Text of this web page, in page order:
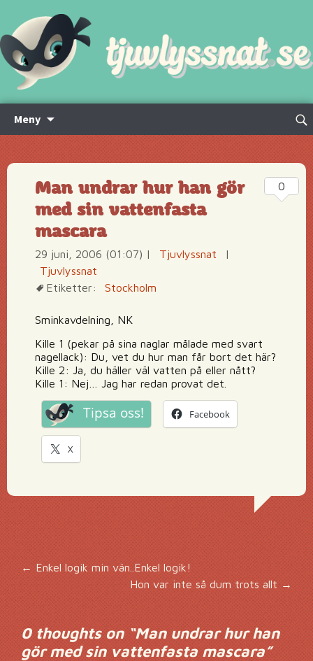
Meny
innehåll
Sök
Man undrar hur han gör
med sin vattenfasta
mascara
29 juni, 2006 (01:07) | Tjuvlyssnat
|
Tjuvlyssnat
Etiketter:
Stockholm
Sminkavdelning, NK
Kille 1 (pekar på sina naglar målade med svart
nagellack): Du, vet du hur man får bort det här?
Kille 2: Ja, du häller väl vatten på eller nått?
Kille 1: Nej… Jag har redan provat det.
Tipsa oss! Facebook
X
0
Inläggsnavigering
← Enkel logik min vän..Enkel logik!
Hon var inte så dum trots allt→
0 thoughts on “Man undrar hur han
gör med sin vattenfasta mascara”